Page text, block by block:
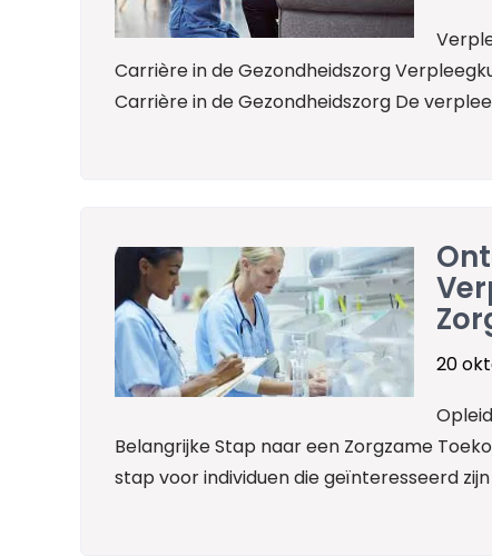
Carrière in de Gezondheidszorg
Carrière in de Gezondheidszorg De
20
Belangrijke Stap naar een Zorgzame
stap voor individuen die geïnteresseerd